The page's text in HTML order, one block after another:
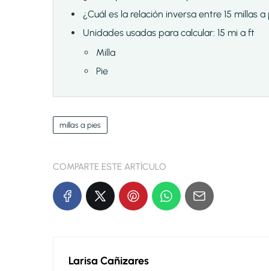
¿Cuál es la relación inversa entre 15 millas a
Unidades usadas para calcular: 15 mi a ft
Milla
Pie
millas a pies
COMPARTE ESTE ARTÍCULO
Larisa Cañizares